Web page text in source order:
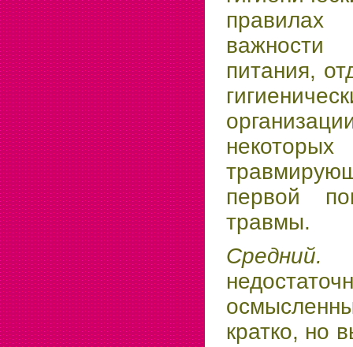
правилах
питания,
первой
травмы.
кратко, но